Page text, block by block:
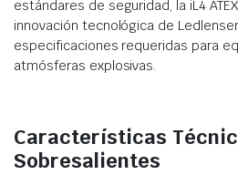
estándares de seguridad, la iL4
innovación tecnológica de
especificaciones requeridas para
atmósferas explosivas.
Características
Sobresalientes